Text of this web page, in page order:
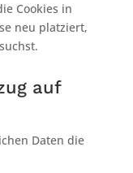
Cookies in
neu platziert,
auf
Daten die